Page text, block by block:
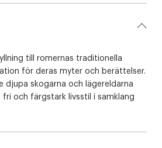
till romernas traditionella
för deras myter och berättelser.
djupa skogarna och lägereldarna
och färgstark livsstil i samklang